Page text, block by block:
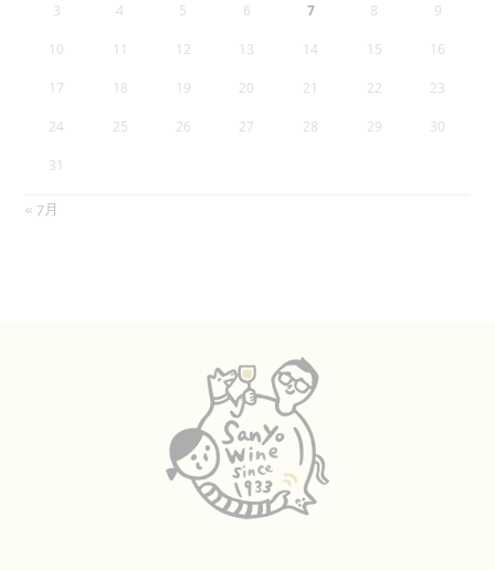
3 4 5 6 7 8 9
10 11 12 13 14 15 16
17 18 19 20 21 22 23
24 25 26 27 28 29 30
31
« 7月